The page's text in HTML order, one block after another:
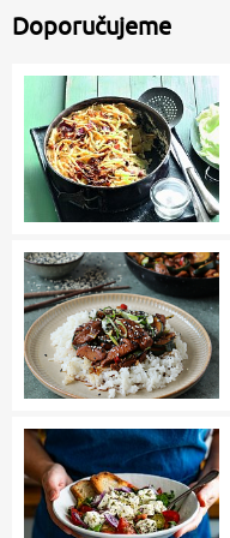
Doporučujeme